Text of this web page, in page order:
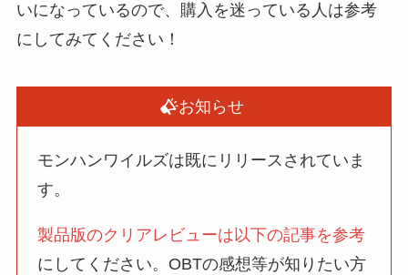
いになっているので、購入を迷っている人は参考
にしてみてください！
お知らせ
モンハンワイルズは既にリリースされていま
す。
製品版のクリアレビューは以下の記事を参考
にしてください。OBTの感想等が知りたい方